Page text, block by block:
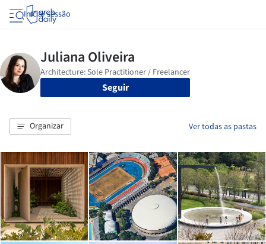
Iniciar sessão
Seguir
Organizar Ver todas as pastas